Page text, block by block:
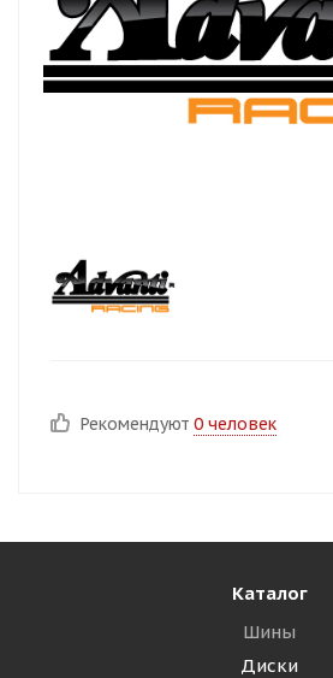
Рекомендуют 0 человек
Каталог
Шины
Диски